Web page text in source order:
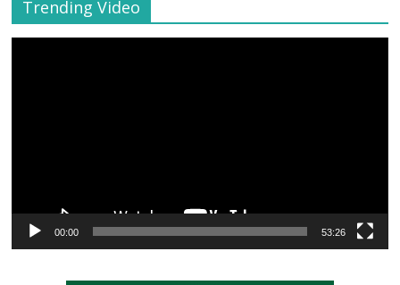
Trending Video
00:00 53:26